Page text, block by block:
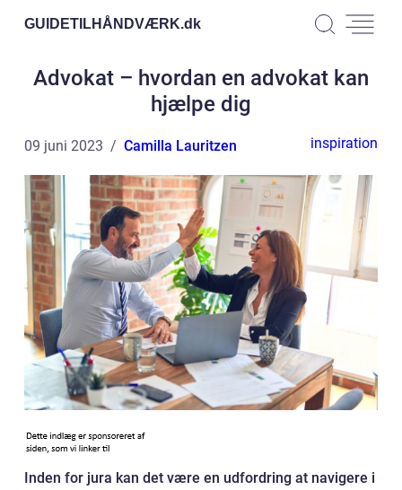
GUIDETILHÅNDVÆRK.dk
Advokat – hvordan en advokat kan
hjælpe dig
09 juni 2023 Camilla Lauritzen inspiration
Inden for jura kan det være en udfordring at navigere i